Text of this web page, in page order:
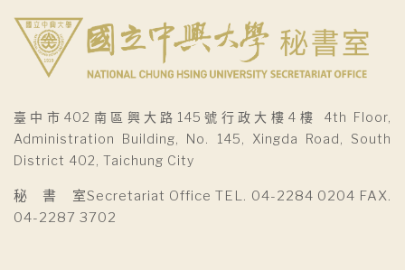
臺中市402南區興大路145號行政大樓4樓 4th Floor,
Administration Building, No. 145, Xingda Road, South
District 402, Taichung City
秘 書 室Secretariat Office TEL. 04-2284 0204 FAX.
04-2287 3702